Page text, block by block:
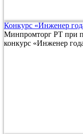
Конкурс «Инженер
Минпромторг РТ при
конкурс «Инженер